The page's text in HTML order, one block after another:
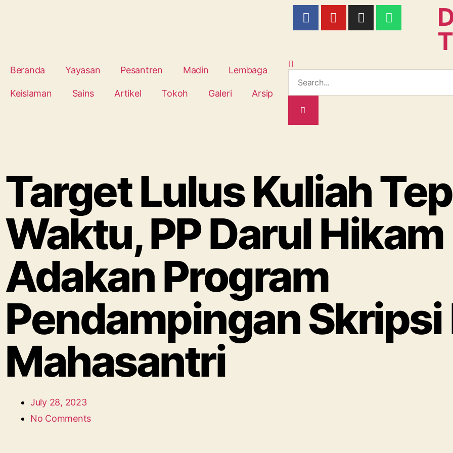
Beranda Yayasan Pesantren Madin Lembaga
Keislaman Sains Artikel Tokoh Galeri Arsip
Target Lulus Kuliah
Waktu, PP Darul Hikam
Adakan Program
Pendampingan Skripsi
Mahasantri
July 28, 2023
No Comments